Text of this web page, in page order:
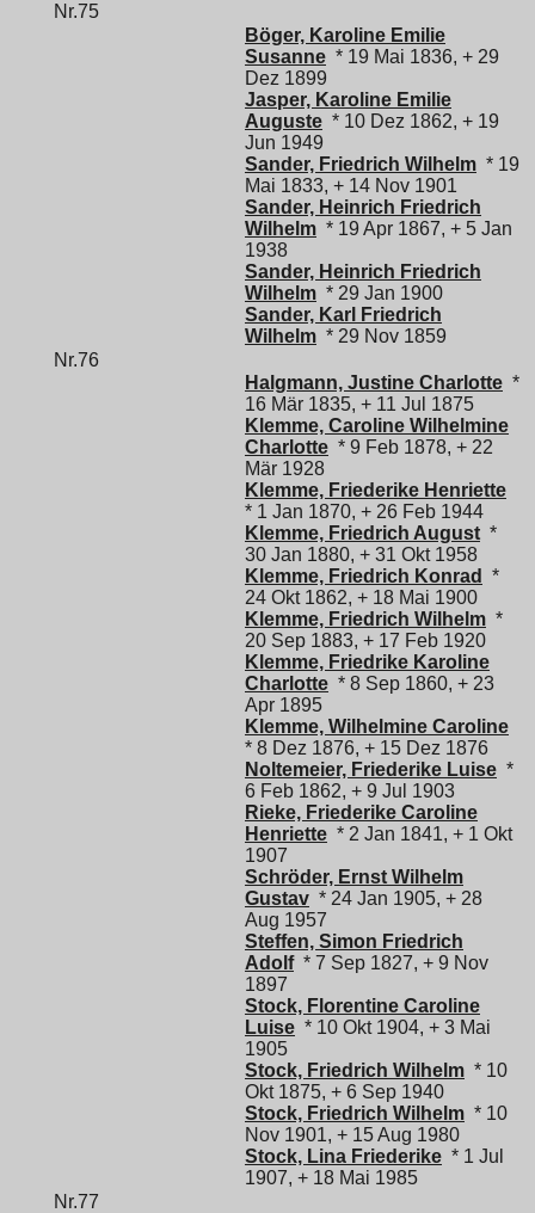
Nr.75
Böger, Karoline Emilie
Susanne * 19 Mai 1836, + 29
Dez 1899
Jasper, Karoline Emilie
Auguste * 10 Dez 1862, + 19
Jun 1949
Sander, Friedrich Wilhelm * 19
Mai 1833, + 14 Nov 1901
Sander, Heinrich Friedrich
Wilhelm * 19 Apr 1867, + 5 Jan
1938
Sander, Heinrich Friedrich
Wilhelm * 29 Jan 1900
Sander, Karl Friedrich
Wilhelm * 29 Nov 1859
Nr.76
Halgmann, Justine Charlotte *
16 Mär 1835, + 11 Jul 1875
Klemme, Caroline Wilhelmine
Charlotte * 9 Feb 1878, + 22
Mär 1928
Klemme, Friederike Henriette
* 1 Jan 1870, + 26 Feb 1944
Klemme, Friedrich August *
30 Jan 1880, + 31 Okt 1958
Klemme, Friedrich Konrad
*
24 Okt 1862, + 18 Mai 1900
Klemme, Friedrich Wilhelm *
20 Sep 1883, + 17 Feb 1920
Klemme, Friedrike Karoline
Charlotte * 8 Sep 1860, + 23
Apr 1895
Klemme, Wilhelmine Caroline
* 8 Dez 1876, + 15 Dez 1876
Noltemeier, Friederike Luise *
6 Feb 1862, + 9 Jul 1903
Rieke, Friederike Caroline
Henriette * 2 Jan 1841, + 1 Okt
1907
Schröder, Ernst Wilhelm
Gustav * 24 Jan 1905, + 28
Aug 1957
Steffen, Simon Friedrich
Adolf* 7 Sep 1827, + 9 Nov
1897
Stock, Florentine Caroline
Luise * 10 Okt 1904, + 3 Mai
1905
Stock, Friedrich Wilhelm * 10
Okt 1875, + 6 Sep 1940
Stock, Friedrich Wilhelm * 10
Nov 1901, + 15 Aug 1980
Stock, Lina Friederike * 1 Jul
1907, + 18 Mai 1985
Nr.77